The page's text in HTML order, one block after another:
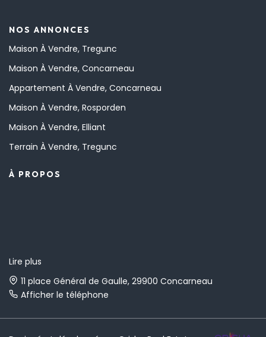
NOS ANNONCES
Maison À Vendre, Tregunc
Maison À Vendre, Concarneau
Appartement À Vendre, Concarneau
Maison À Vendre, Rosporden
Maison À Vendre, Elliant
Terrain À Vendre, Tregunc
À PROPOS
Lire plus
11 place Général de Gaulle, 29900 Concarneau
Afficher le téléphone